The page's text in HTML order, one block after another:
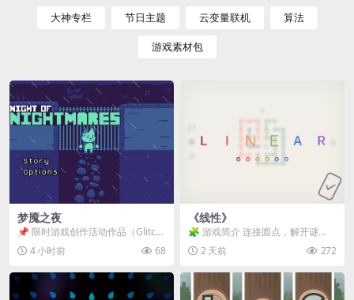
大神专栏 节日主题 云变量联机 算法
游戏素材包
梦魇之夜
📌 限时游戏创作活动作品（Glitch
Game Jam） 📖 故事背景 怪物四...
4 小时前 68
《线性》
🧩 游戏简介 连接圆点，解开谜
题。 ⚠️ 重要提示 所有关卡均可通
关，请确保使用...
2 天前 272